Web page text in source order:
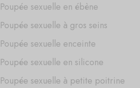
Poupée sexuelle en ébène
Poupée sexuelle à gros seins
Poupée sexuelle enceinte
Poupée sexuelle en silicone
Poupée sexuelle à petite poitrine